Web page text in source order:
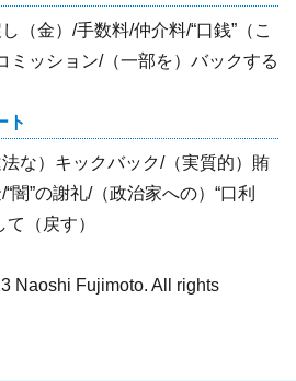
（金）/手数料/仲介料/“口銭”（こ
ミッション/（一部を）バックする
ト
法な）キックバック/（実質的）賄
闇”の謝礼/（政治家への）“口利
（戻す）
Naoshi Fujimoto. All rights